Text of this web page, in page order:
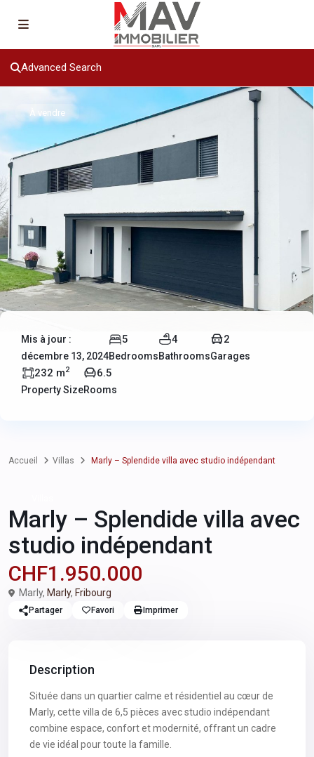
Advanced Search
À vendre
Mis à jour :
décembre 13, 2024
5
Bedrooms
4
Bathrooms
2
Garages
232 m2
Property Size
6.5
Rooms
Accueil Villas Marly – Splendide villa avec studio indépendant
Marly – Splendide villa avec
studio indépendant
CHF1.950.000
Marly, Marly, Fribourg
Partager Favori Imprimer
Description
Située dans un quartier calme et résidentiel au cœur de
Marly, cette villa de 6,5 pièces avec studio indépendant
combine espace, confort et modernité, offrant un cadre
de vie idéal pour toute la famille.